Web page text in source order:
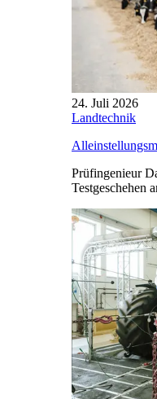
24. Juli 2026
Landtechnik
Prüfingenieur
Testgeschehen